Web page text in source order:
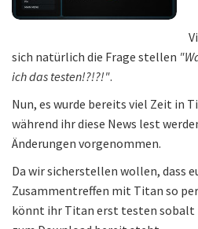
sich natürlich die Frage stellen
ich das testen!?!?!".
Nun, es wurde bereits viel Zeit in
während ihr diese News lest
Änderungen vorgenommen.
Da wir sicherstellen wollen, dass
Zusammentreffen mit Titan so
könnt ihr Titan erst testen sobalt